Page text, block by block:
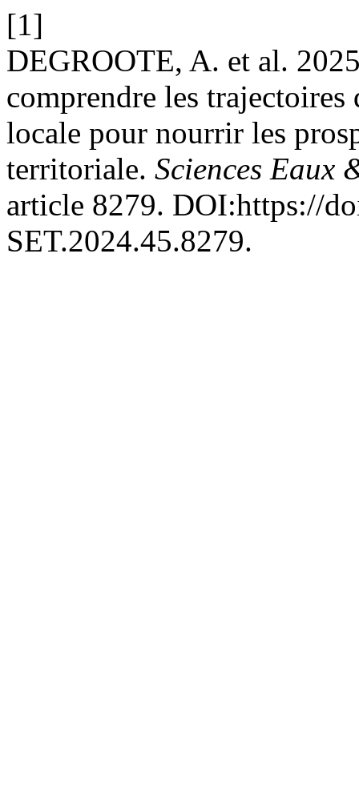
[1]
DEGROOTE, A. et al.
comprendre les
locale pour nourrir les
territoriale. Sciences Eaux
article 8279. DOI:https://
SET.2024.45.8279.